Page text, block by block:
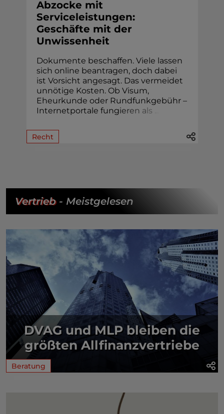
Abzocke mit
Serviceleistungen:
Geschäfte mit der
Unwissenheit
Dokumente beschaffen. Viele lassen
sich online beantragen, doch dabei
ist Vorsicht angesagt. Das vermeidet
unnötige Kosten. Ob Visum,
Eheur­kunde oder Rund­funk­gebühr –
Internetportale fungieren als
Recht
Vertrieb- Meistgelesen
DVAG und MLP bleiben die
größten Allfinanzvertriebe
Beratung